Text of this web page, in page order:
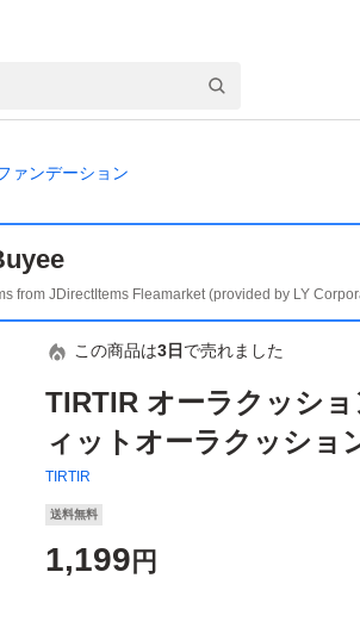
ァンデーション
from JDirectItems Fleamarket (provided by LY
この商品は3日 で売れました
TIRTIR オーラクッシ
ィットオーラクッショ
TIRTIR
送料無料
1,199 円